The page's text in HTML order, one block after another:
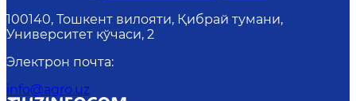
100140, Тошкент вилояти, Қибрай тумани,
Университет кўчаси, 2
Электрон почта:
info@agro.uz